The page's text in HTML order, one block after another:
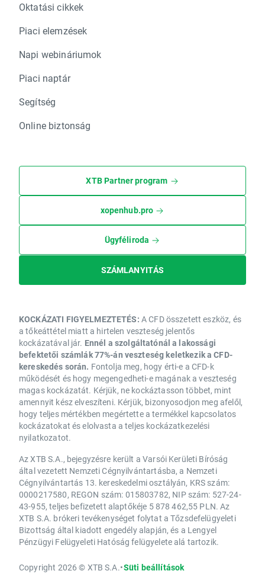
Oktatási cikkek
Piaci elemzések
Napi webináriumok
Piaci naptár
Segítség
Online biztonság
XTB Partner program
xopenhub.pro
Ügyféliroda
SZÁMLANYITÁS
KOCKÁZATI FIGYELMEZTETÉS: A CFD összetett eszköz, és
a tőkeáttétel miatt a hirtelen veszteség jelentős
kockázatával jár. Ennél a szolgáltatónál a lakossági
befektetői számlák 77%-án veszteség keletkezik a CFD-
kereskedés során. Fontolja meg, hogy érti-e a CFD-k
működését és hogy megengedheti-e magának a veszteség
magas kockázatát. Kérjük, ne kockáztasson többet, mint
amennyit kész elveszíteni. Kérjük, bizonyosodjon meg afelől,
hogy teljes mértékben megértette a termékkel kapcsolatos
kockázatokat és elolvasta a teljes kockázatkezelési
nyilatkozatot.
Az XTB S.A., bejegyzésre került a Varsói Kerületi Bíróság
által vezetett Nemzeti Cégnyilvántartásba, a Nemzeti
Cégnyilvántartás 13. kereskedelmi osztályán, KRS szám:
0000217580, REGON szám: 015803782, NIP szám: 527-24-
43-955, teljes befizetett alaptőkéje 5 878 462,55 PLN. Az
XTB S.A. brókeri tevékenységet folytat a Tőzsdefelügyeleti
Bizottság által kiadott engedély alapján, és a Lengyel
Pénzügyi Felügyeleti Hatóság felügyelete alá tartozik.
Copyright 2026 © XTB S.A.•Süti beállítások